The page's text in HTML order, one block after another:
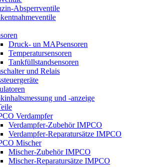
Absperrventile
Druck- un MAPsensoren
Temperatursensoren
Tankfüllstandsensoren
und Relais
und -anzeige
Verdampfer
Verdampfer-Zubehör IMPCO
Verdampfer-Reparatursätze IMPCO
Mischer
Mischer-Zubehör IMPCO
Mischer-Reparatursätze IMPCO